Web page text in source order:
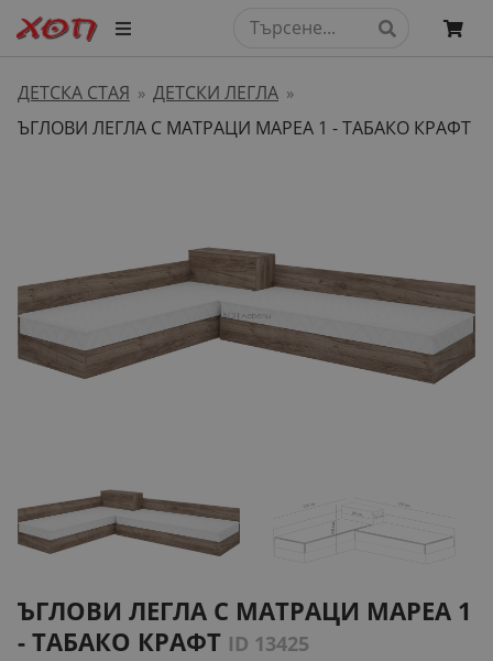
ДЕТСКА СТАЯ » ДЕТСКИ ЛЕГЛА »
ЪГЛОВИ ЛЕГЛА С МАТРАЦИ МАРЕА 1 - ТАБАКО КРАФТ
ЪГЛОВИ ЛЕГЛА С МАТРАЦИ МАРЕА 1
- ТАБАКО КРАФТ ID 13425